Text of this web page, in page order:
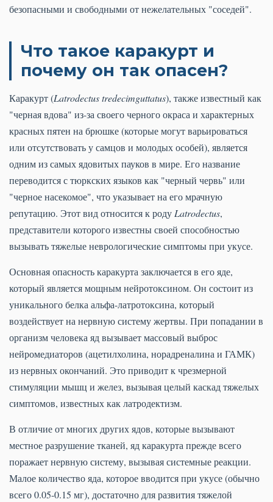
безопасными и свободными от нежелательных "соседей".
Что такое каракурт и
почему он так опасен?
Каракурт (Latrodectus tredecimguttatus), также известный как
"черная вдова" из-за своего черного окраса и характерных
красных пятен на брюшке (которые могут варьироваться
или отсутствовать у самцов и молодых особей), является
одним из самых ядовитых пауков в мире. Его название
переводится с тюркских языков как "черный червь" или
"черное насекомое", что указывает на его мрачную
репутацию. Этот вид относится к родуLatrodectus,
представители которого известны своей способностью
вызывать тяжелые неврологические симптомы при укусе.
Основная опасность каракурта заключается в его яде,
который является мощным нейротоксином. Он состоит из
уникального белка альфа-латротоксина, который
воздействует на нервную систему жертвы. При попадании в
организм человека яд вызывает массовый выброс
нейромедиаторов (ацетилхолина, норадреналина и ГАМК)
из нервных окончаний. Это приводит к чрезмерной
стимуляции мышц и желез, вызывая целый каскад тяжелых
симптомов, известных как латродектизм.
В отличие от многих других ядов, которые вызывают
местное разрушение тканей, яд каракурта прежде всего
поражает нервную систему, вызывая системные реакции.
Малое количество яда, которое вводится при укусе (обычно
всего 0.05-0.15 мг), достаточно для развития тяжелой